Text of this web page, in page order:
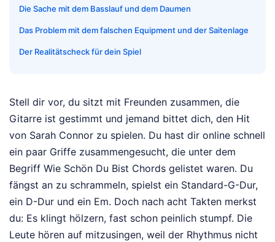
Die Sache mit dem Basslauf und dem Daumen
Das Problem mit dem falschen Equipment und der Saitenlage
Der Realitätscheck für dein Spiel
Stell dir vor, du sitzt mit Freunden zusammen, die
Gitarre ist gestimmt und jemand bittet dich, den Hit
von Sarah Connor zu spielen. Du hast dir online schnell
ein paar Griffe zusammengesucht, die unter dem
Begriff Wie Schön Du Bist Chords gelistet waren. Du
fängst an zu schrammeln, spielst ein Standard-G-Dur,
ein D-Dur und ein Em. Doch nach acht Takten merkst
du: Es klingt hölzern, fast schon peinlich stumpf. Die
Leute hören auf mitzusingen, weil der Rhythmus nicht